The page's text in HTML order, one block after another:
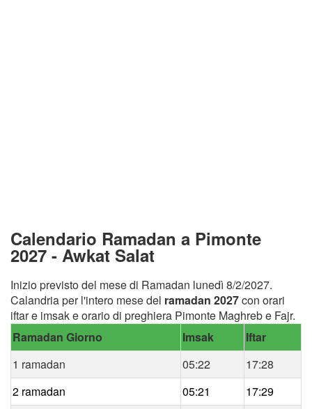
Calendario Ramadan a Pimonte
2027 - Awkat Salat
Inizio previsto del mese di Ramadan lunedì 8/2/2027.
Calandria per l'intero mese del ramadan 2027con orari
iftar e imsak e orario di preghiera Pimonte Maghreb e Fajr.
Ramadan Giorno
Imsak
Iftar
1 ramadan
05:22
17:28
2 ramadan
05:21
17:29